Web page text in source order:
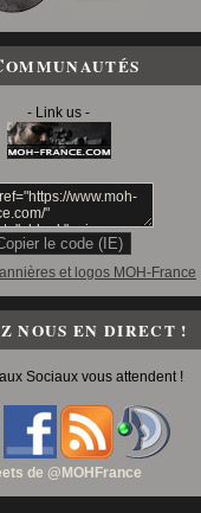
OMMUNAUTÉS
- Link us -
et logos MOH-France
NOUS EN DIRECT !
Sociaux vous attendent !
de @MOHFrance